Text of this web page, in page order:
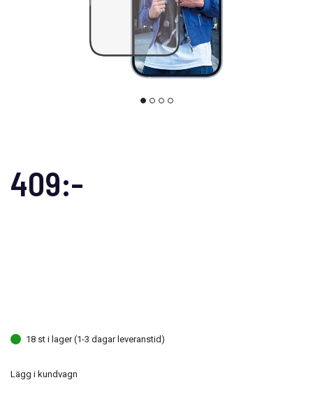
409:-
18 st i lager (1-3 dagar leveranstid)
Lägg i kundvagn